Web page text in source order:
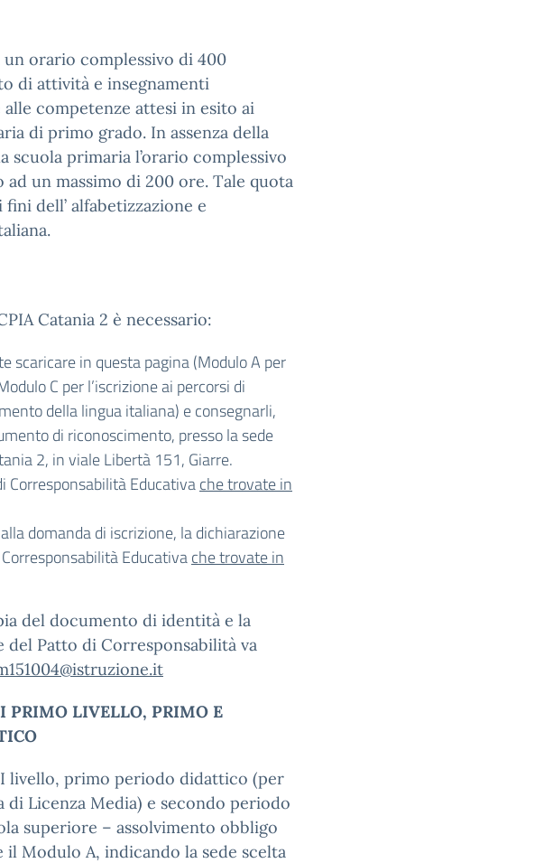
orario complessivo di 400
di attività e insegnamenti
competenze attesi in esito ai
di primo grado. In assenza della
scuola primaria l’orario complessivo
un massimo di 200 ore. Tale quota
dell’ alfabetizzazione e
Catania 2 è necessario:
scaricare in questa pagina (Modulo A per
C per l’iscrizione ai percorsi di
della lingua italiana) e consegnarli,
di riconoscimento, presso la sede
2, in viale Libertà 151, Giarre.
Corresponsabilità Educativache trovate in
domanda di iscrizione, la dichiarazione
Educativache trovate in
del documento di identità e la
del Patto di Corresponsabilità va
PRIMO LIVELLO, PRIMO E
livello, primo periodo didattico (per
Licenza Media) e secondo periodo
superiore – assolvimento obbligo
il Modulo A, indicando la sede scelta